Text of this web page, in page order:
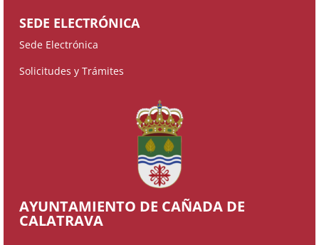
SEDE ELECTRÓNICA
Sede Electrónica
Solicitudes y Trámites
AYUNTAMIENTO DE CAÑADA DE
CALATRAVA